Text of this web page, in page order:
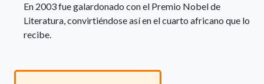
En 2003 fue galardonado con el Premio Nobel de
Literatura, convirtiéndose así en el cuarto africano que lo
recibe.